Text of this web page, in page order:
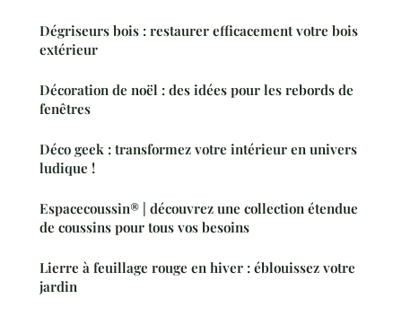
Dégriseurs bois : restaurer efficacement votre bois
extérieur
Décoration de noël : des idées pour les rebords de
fenêtres
Déco geek : transformez votre intérieur en univers
ludique !
Espacecoussin® | découvrez une collection étendue
de coussins pour tous vos besoins
Lierre à feuillage rouge en hiver : éblouissez votre
jardin